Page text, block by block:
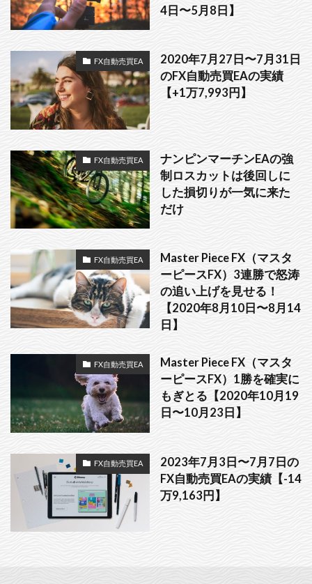
4日〜5月8日】
FX自動売買EA
2020年7月27日〜7月31日
のFX自動売買EAの実績
【+1万7,993円】
FX自動売買EA
ナンピンマーチンEAの強
制ロスカットは後回しに
した損切りが一気に来た
だけ
FX自動売買EA
Master Piece FX（マスタ
ーピースFX）3連勝で怒涛
の追い上げを見せる！
【2020年8月10日〜8月14
日】
FX自動売買EA
Master Piece FX（マスタ
ーピースFX）1勝を確実に
もぎとる【2020年10月19
日〜10月23日】
FX自動売買EA
2023年7月3日〜7月7日の
FX自動売買EAの実績【-14
万9,163円】